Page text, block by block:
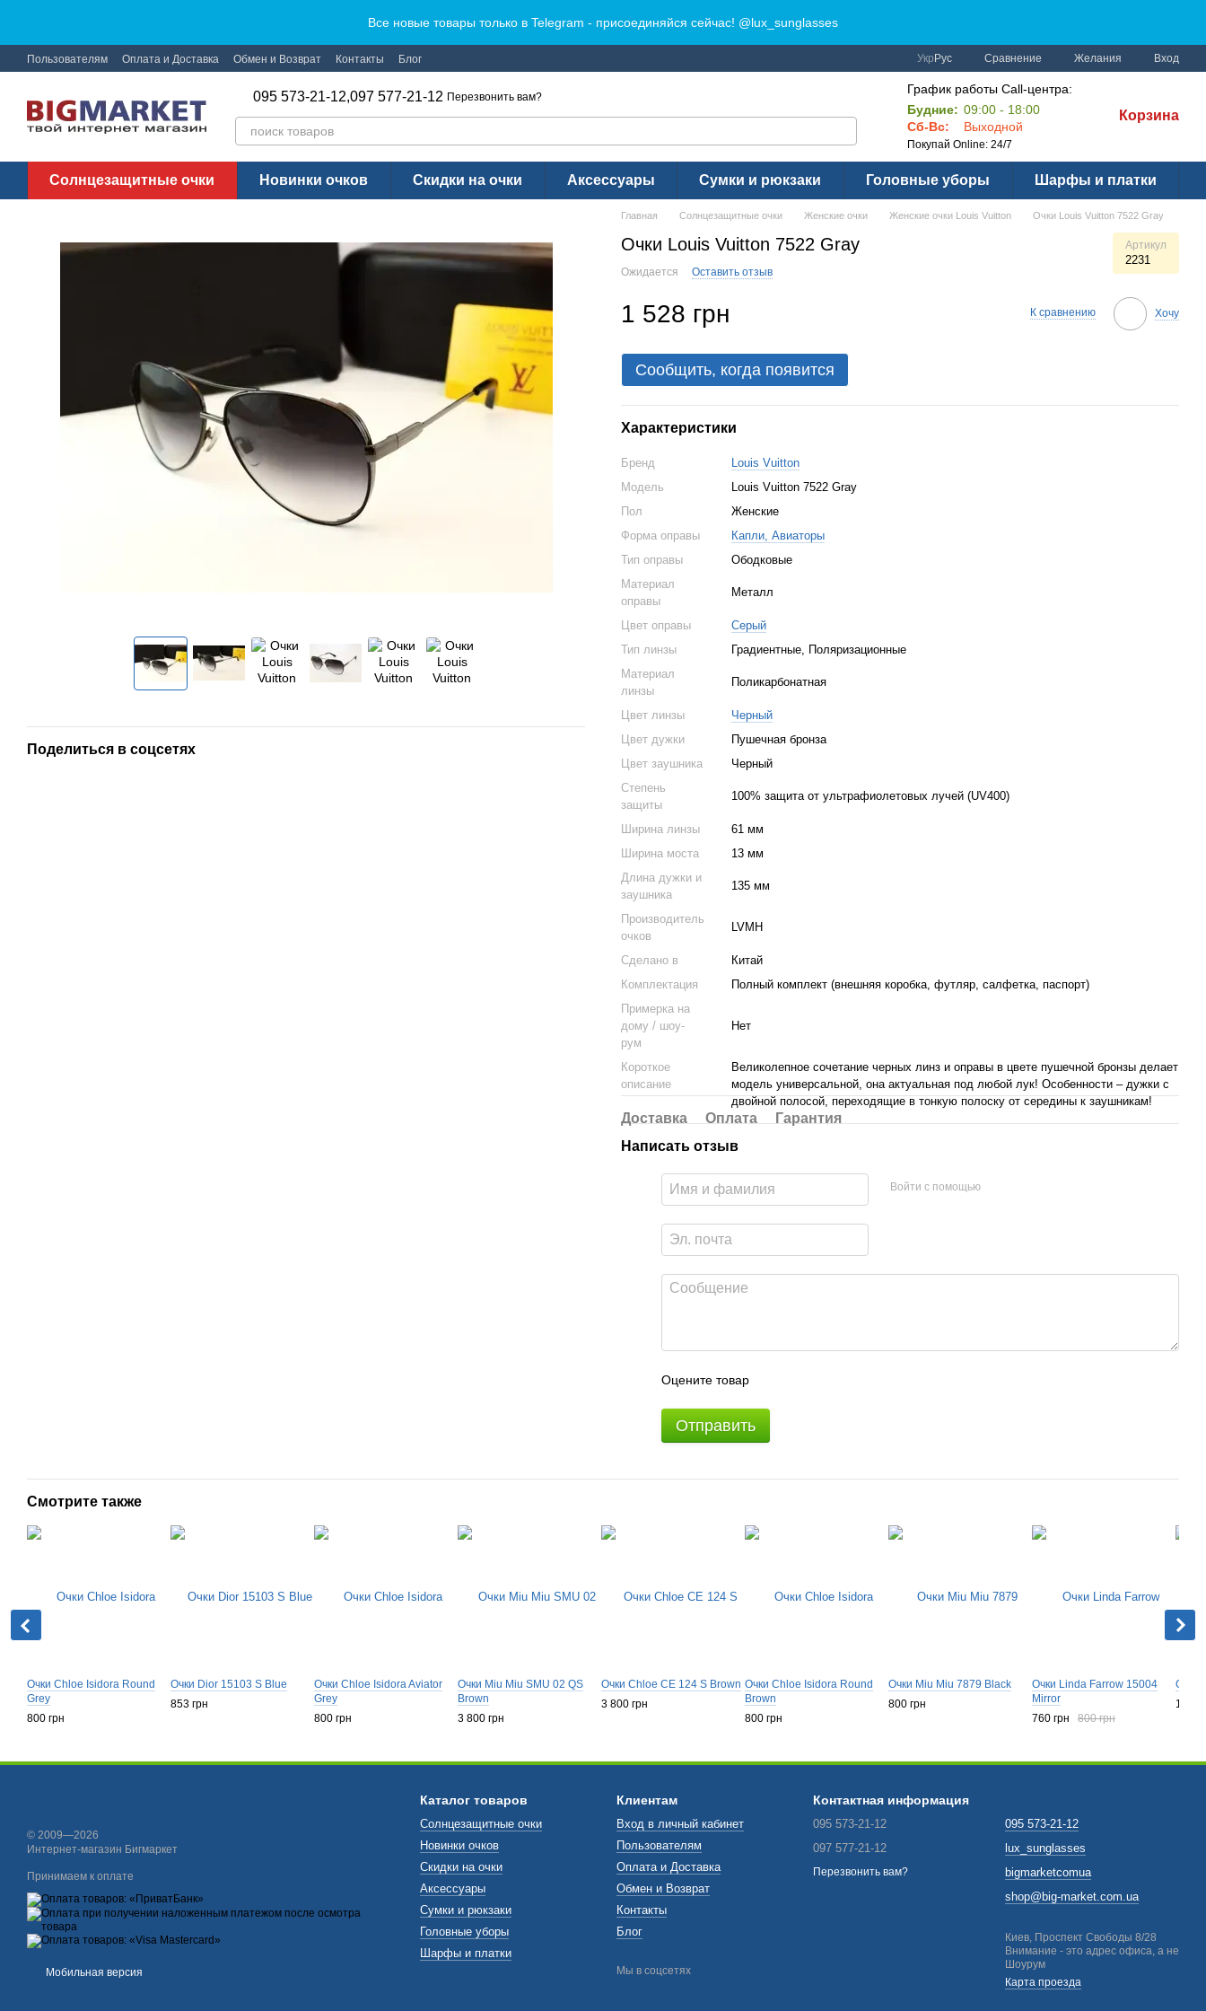
Все новые товары только в Telegram - присоединяйся сейчас! @lux_sunglasses
Пользователям Оплата и Доставка Обмен и Возврат Контакты Блог Укр Рус Сравнение Желания Вход
095 573-21-12,097 577-21-12 Перезвонить вам?
График работы Call-центра:
Будние: 09:00 - 18:00
Сб-Вс:
Выходной
Покупай Online: 24/7
Корзина
Солнцезащитные очки Новинки очков Скидки на очки Аксессуары Сумки и рюкзаки Головные уборы Шарфы и платки
Поделиться в соцсетях
Главная Солнцезащитные очки Женские очки Женские очки Louis Vuitton Очки Louis Vuitton 7522 Gray
Очки Louis Vuitton 7522 Gray Артикул
2231
Ожидается Оставить отзыв
1 528 грн К сравнению Хочу
Сообщить, когда появится
Характеристики
Бренд
Louis Vuitton
Модель
Louis Vuitton 7522 Gray
Пол
Женские
Форма оправы
Капли, Авиаторы
Тип оправы
Ободковые
Материал
оправы
Металл
Цвет оправы
Серый
Тип линзы
Градиентные, Поляризационные
Материал
линзы
Поликарбонатная
Цвет линзы
Черный
Цвет дужки
Пушечная бронза
Цвет заушника
Черный
Степень
защиты
100% защита от ультрафиолетовых лучей (UV400)
Ширина линзы
61 мм
Ширина моста
13 мм
Длина дужки и
заушника
135 мм
Производитель
очков
LVMH
Cделано в
Китай
Комплектация
Полный комплект (внешняя коробка, футляр, салфетка, паспорт)
Примерка на
дому / шоу-
рум
Нет
Короткое
описание
Великолепное сочетание черных линз и оправы в цвете пушечной бронзы делает
модель универсальной, она актуальная под любой лук! Особенности – дужки с
двойной полосой, переходящие в тонкую полоску от середины к заушникам!
Доставка Оплата
Гарантия
Написать отзыв
Войти с помощью
Оцените товар
Отправить
Смотрите также
Очки Chloe Isidora Round
Grey
800 грн
Очки Dior 15103 S Blue
853 грн
Очки Chloe Isidora Aviator
Grey
800 грн
Очки Miu Miu SMU 02 QS
Brown
3 800 грн
Очки Chloe CE 124 S Brown
3 800 грн
Очки Chloe Isidora Round
Brown
800 грн
Очки Miu Miu 7879 Black
800 грн
Очки Linda Farrow 15004
Mirror
760 грн
800 грн
Очки
1 019
© 2009—2026
Интернет-магазин Бигмаркет
Принимаем к оплате
Мобильная версия
Каталог товаров
Солнцезащитные очки
Новинки очков
Скидки на очки
Аксессуары
Сумки и рюкзаки
Головные уборы
Шарфы и платки
Клиентам
Вход в личный кабинет
Пользователям
Оплата и Доставка
Обмен и Возврат
Контакты
Блог
Мы в соцсетях
Контактная информация
095 573-21-12
097 577-21-12
Перезвонить вам?
095 573-21-12
lux_sunglasses
bigmarketcomua
shop@big-market.com.ua
Киев, Проспект Свободы 8/28
Внимание - это адрес офиса, а не
Шоурум
Карта проезда